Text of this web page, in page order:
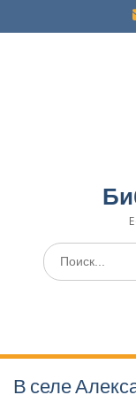
Поиск
по:
В селе